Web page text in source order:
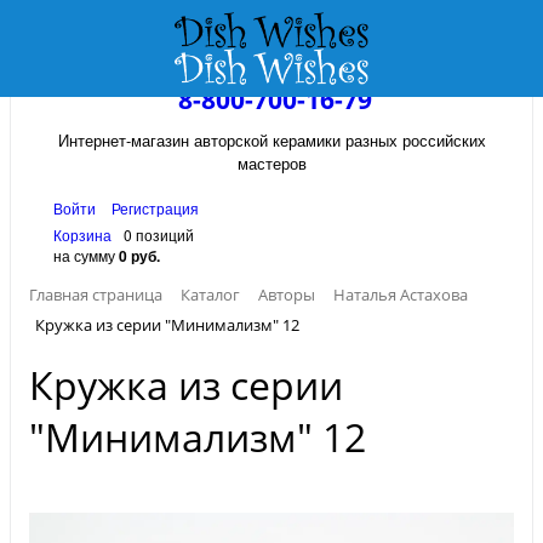
8-800-700-16-79
Интернет-магазин авторской керамики разных российских
мастеров
Войти
Регистрация
Корзина
0 позиций
на сумму0 руб.
Главная страница
Каталог Авторы
Наталья Астахова
Кружка из серии "Минимализм" 12
Кружка из серии
"Минимализм" 12